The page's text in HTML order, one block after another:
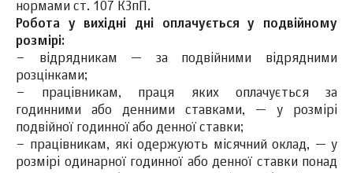
нормами ст. 107 КЗпП.
Робота у вихідні дні оплачується у подвійному
розмірі:
– відрядникам — за подвійними відрядними
розцінками;
– працівникам, праця яких оплачується за
годинними або денними ставками, — у розмірі
подвійної годинної або денної ставки;
– працівникам, які одержують місячний оклад, — у
розмірі одинарної годинної або денної ставки понад